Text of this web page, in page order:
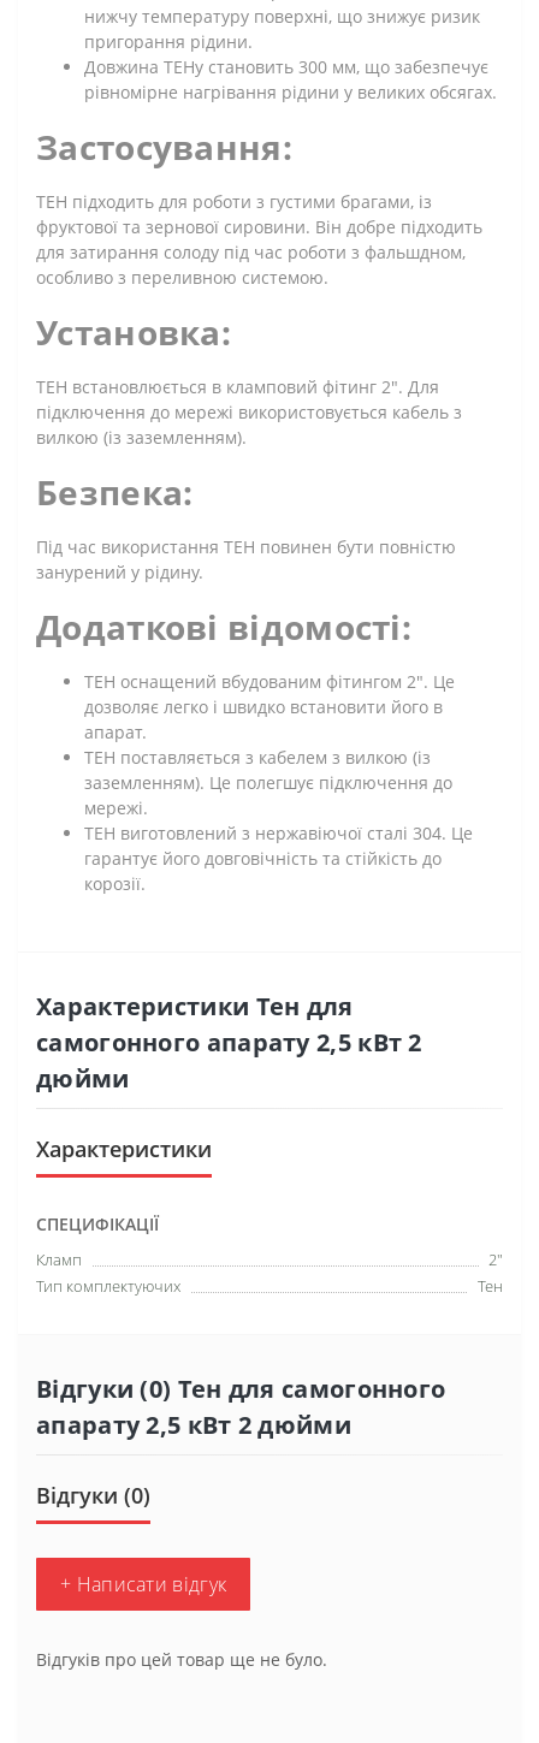
нижчу температуру поверхні, що знижує ризик
пригорання рідини.
Довжина ТЕНу становить 300 мм, що забезпечує
рівномірне нагрівання рідини у великих обсягах.
Застосування:
ТЕН підходить для роботи з густими брагами, із
фруктової та зернової сировини. Він добре підходить
для затирання солоду під час роботи з фальшдном,
особливо з переливною системою.
Установка:
ТЕН встановлюється в кламповий фітинг 2". Для
підключення до мережі використовується кабель з
вилкою (із заземленням).
Безпека:
Під час використання ТЕН повинен бути повністю
занурений у рідину.
Додаткові відомості:
ТЕН оснащений вбудованим фітингом 2". Це
дозволяє легко і швидко встановити його в
апарат.
ТЕН поставляється з кабелем з вилкою (із
заземленням). Це полегшує підключення до
мережі.
ТЕН виготовлений з нержавіючої сталі 304. Це
гарантує його довговічність та стійкість до
корозії.
Характеристики Тен для
самогонного апарату 2,5 кВт 2
дюйми
Характеристики
СПЕЦИФІКАЦІЇ
Кламп
2"
Тип комплектуючих
Тен
Відгуки (0) Тен для самогонного
апарату 2,5 кВт 2 дюйми
Відгуки (0)
+ Написати відгук
Відгуків про цей товар ще не було.